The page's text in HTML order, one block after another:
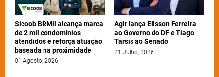
Sicoob BRMil alcança marca
de 2 mil condomínios
atendidos e reforça atuação
baseada na proximidade
01 Agosto, 2026
Agir lança Elisson Ferreira
ao Governo do DF e Tiago
Társis ao Senado
21 Julho, 2026